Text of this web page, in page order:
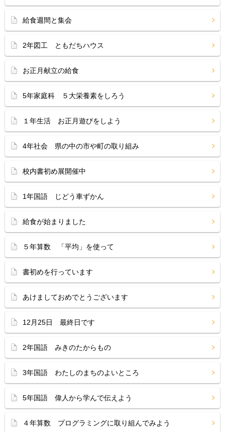
給食週間と集会
2年図工 ともだちハウス
お正月献立の給食
5年家庭科 ５大栄養素をしろう
１年生活 お正月遊びをしよう
4年社会 県の中の市や町の取り組み
校内書初め展開催中
1年国語 じどう車ずかん
給食が始まりました
５年算数 「平均」を使って
書初めを行っています
あけましておめでとうございます
12月25日 最終日です
2年国語 みきのたからもの
3年国語 わたしのまちのよいところ
5年国語 偉人から学んで伝えよう
４年算数 プログラミングに取り組んでみよう